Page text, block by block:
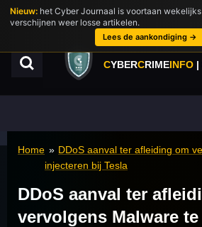
Ga
direct
hoofdinhoud
CYBERCRIMEINFO |
Home » DDoS aanval ter afleiding om
injecteren bij Tesla
DDoS aanval ter
vervolgens Malware
Nieuw: het Cyber Journaal is voortaan
verschijnen weer losse artikelen.
Lees de aankondiging →